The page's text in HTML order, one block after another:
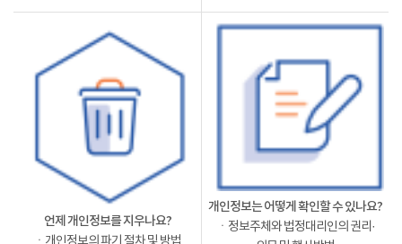
언제 개인정보를 지우나요?
개인정보는 어떻게 확인할 수 있나요?
ㆍ정보주체와 법정대리인의 권리·